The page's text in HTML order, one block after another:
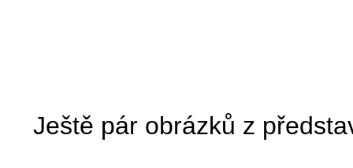
Ještě pár obrázků z